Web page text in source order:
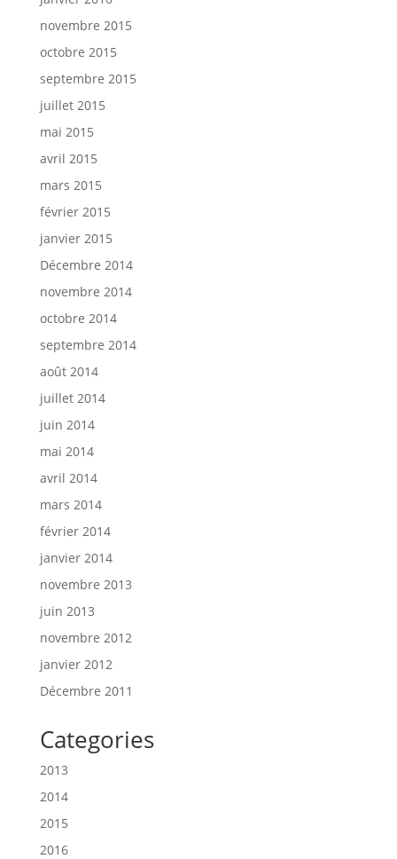
novembre 2015
octobre 2015
septembre 2015
juillet 2015
mai 2015
avril 2015
mars 2015
février 2015
janvier 2015
Décembre 2014
novembre 2014
octobre 2014
septembre 2014
août 2014
juillet 2014
juin 2014
mai 2014
avril 2014
mars 2014
février 2014
janvier 2014
novembre 2013
juin 2013
novembre 2012
janvier 2012
Décembre 2011
Categories
2013
2014
2015
2016